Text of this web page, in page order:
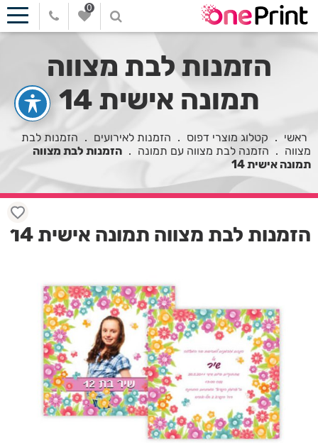
0
הזמנות לבת מצווה
תמונה אישית 14
ראשי . קטלוג מוצרי דפוס . הזמנות לאירועים . הזמנות לבת
מצווה . הזמנה לבת מצווה עם תמונה . הזמנות לבת מצווה
תמונה אישית 14
הזמנות לבת מצווה תמונה אישית 14